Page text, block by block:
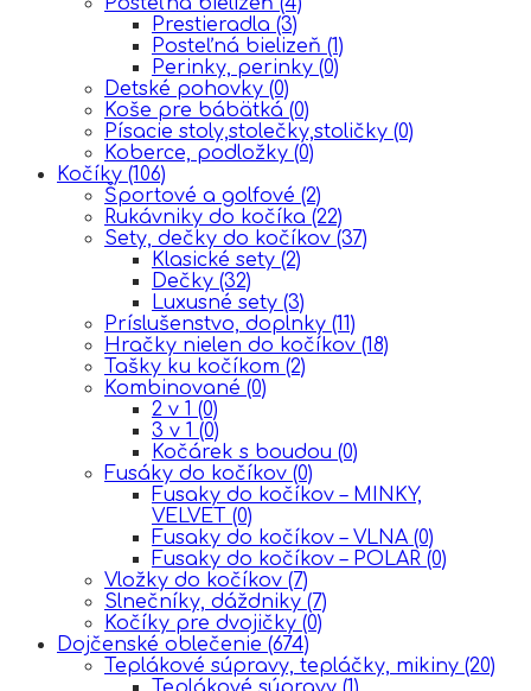
Prestieradla (3)
Posteľná bielizeň (1)
Perinky, perinky (0)
Detské pohovky (0)
Koše pre bábätká (0)
Písacie stoly,stolečky,stoličky (0)
Koberce, podložky (0)
Kočíky (106)
Športové a golfové (2)
Rukávniky do kočíka (22)
Sety, dečky do kočíkov (37)
Klasické sety (2)
Dečky (32)
Luxusné sety (3)
Príslušenstvo, doplnky (11)
Hračky nielen do kočíkov (18)
Tašky ku kočíkom (2)
Kombinované (0)
2 v 1 (0)
3 v 1 (0)
Kočárek s boudou (0)
Fusáky do kočíkov (0)
Fusaky do kočíkov – MINKY,
VELVET (0)
Fusaky do kočíkov – VLNA (0)
Fusaky do kočíkov – POLAR (0)
Vložky do kočíkov (7)
Slnečníky, dáždniky (7)
Kočíky pre dvojičky (0)
Dojčenské oblečenie (674)
Teplákové súpravy, tepláčky, mikiny (20)